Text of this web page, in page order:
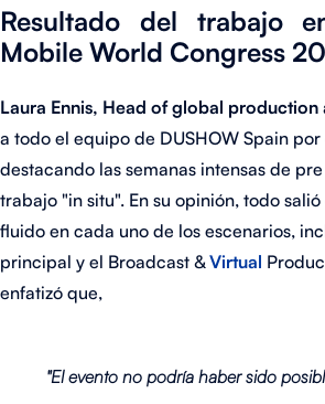
Resultado del trabajo
Mobile World Congress
Laura Ennis, Head of global production
a todo el equipo de DUSHOW Spain
destacando las semanas intensas de
trabajo "in situ". En su opinión, todo
fluido en cada uno de los escenarios,
principal y el Broadcast &Virtual
enfatizó que,
"El evento no podría haber sido